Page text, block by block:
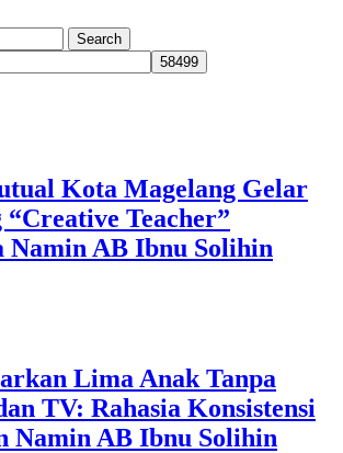
Kota Magelang Gelar
Teacher”
Namin AB Ibnu Solihin
Lima Anak Tanpa
TV: Rahasia Konsistensi
Namin AB Ibnu Solihin